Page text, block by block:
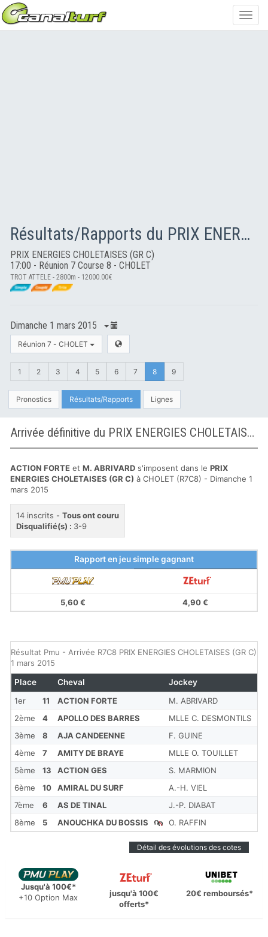
Résultats/Rapports du PRIX ENERGIES CHOLETAISES (GR C)
PRIX ENERGIES CHOLETAISES (GR C)
17:00 - Réunion 7 Course 8 - CHOLET
TROT ATTELE - 2800m - 12000.00€
Dimanche 1 mars 2015
Réunion 7 - CHOLET
1 2 3 4 5 6 7 8 9
Pronostics Résultats/Rapports Lignes
Arrivée définitive du PRIX ENERGIES CHOLETAISES (GR C) à CHOLET
ACTION FORTE et M. ABRIVARD s'imposent dans le PRIX
ENERGIES CHOLETAISES (GR C) à CHOLET (R7C8) - Dimanche 1
mars 2015
14 inscrits - Tous ont couru
Disqualifié(s) : 3-9
Rapport en jeu simple gagnant
5,60 € 4,90 €
Résultat Pmu - Arrivée R7C8 PRIX ENERGIES CHOLETAISES (GR C)
1 mars 2015
1er 11 ACTION FORTE M. ABRIVARD
2ème
4 APOLLO DES BARRES MLLE C. DESMONTILS
3ème
8 AJA CANDEENNE F. GUINE
4ème
7 AMITY DE BRAYE MLLE O. TOUILLET
5ème
13 ACTION GES S. MARMION
6ème
10 AMIRAL DU SURF A.-H. VIEL
7ème
6 AS DE TINAL J.-P. DIABAT
8ème
5 ANOUCHKA DU BOSSIS O. RAFFIN
Place Cheval Jockey
Détail des évolutions des cotes
Jusqu'à 100€*
+10 Option Max
jusqu'à 100€
offerts*
20€ remboursés*